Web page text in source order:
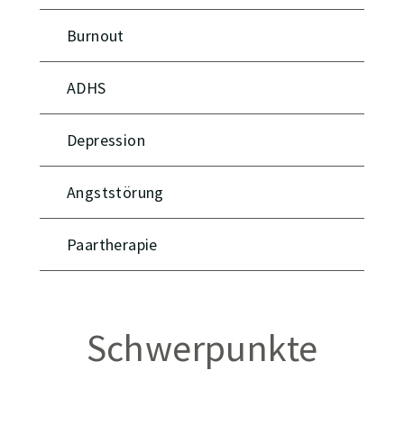
Burnout
ADHS
Depression
Angststörung
Paartherapie
Schwerpunkte